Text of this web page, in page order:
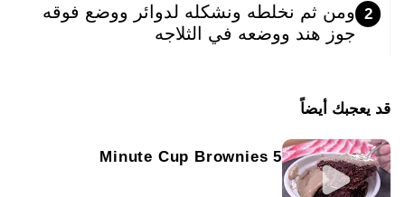
2 ومن ثم نخلطه ونشكله لدوائر ووضع فوقه
جوز هند ووضعه في الثلاجه
قد يعجبك أيضاً
5 Minute Cup Brownies